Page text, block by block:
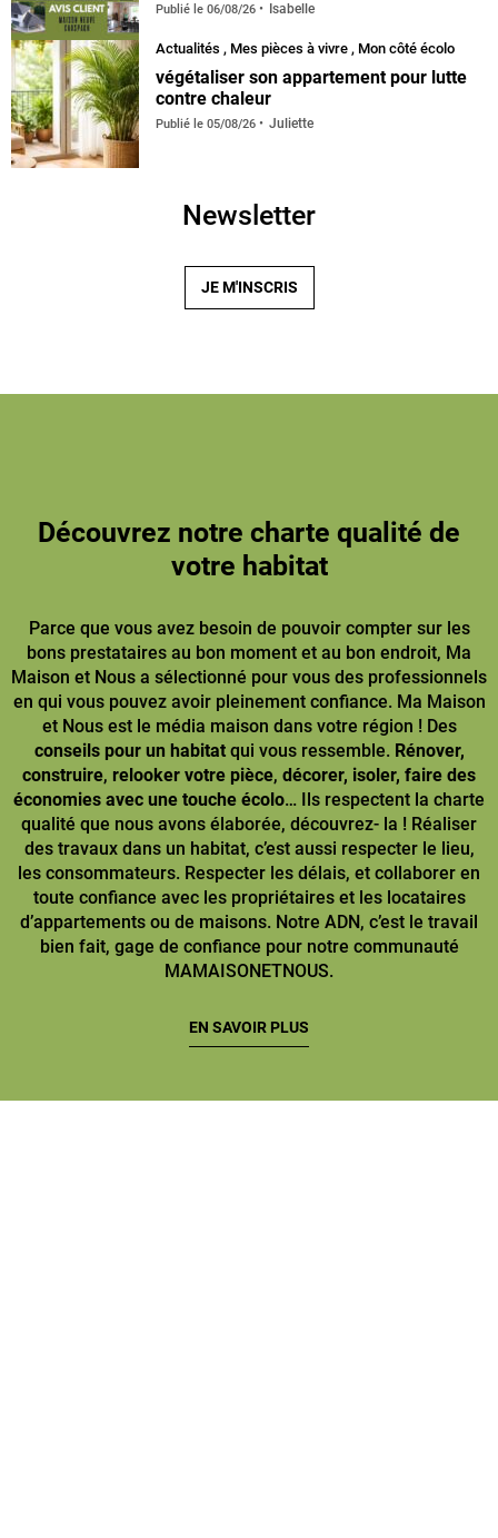
Publié le 06/08/26 Isabelle
Actualités , Mes pièces à vivre , Mon côté écolo
végétaliser son appartement pour lutte
contre chaleur
Publié le 05/08/26 Juliette
Newsletter
JE M'INSCRIS
Découvrez notre charte qualité de
votre habitat
Parce que vous avez besoin de pouvoir compter sur les
bons prestataires au bon moment et au bon endroit, Ma
Maison et Nous a sélectionné pour vous des professionnels
en qui vous pouvez avoir pleinement confiance. Ma Maison
et Nous est le média maison dans votre région ! Des
conseils pour un habitatqui vous ressemble. Rénover,
construire, relooker votre pièce, décorer, isoler, faire des
économies avec une touche écolo… Ils respectent la charte
qualité que nous avons élaborée, découvrez- la ! Réaliser
des travaux dans un habitat, c’est aussi respecter le lieu,
les consommateurs. Respecter les délais, et collaborer en
toute confiance avec les propriétaires et les locataires
d’appartements ou de maisons. Notre ADN, c’est le travail
bien fait, gage de confiance pour notre communauté
MAMAISONETNOUS.
EN SAVOIR PLUS